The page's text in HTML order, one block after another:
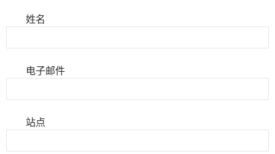
姓名
电子邮件
站点